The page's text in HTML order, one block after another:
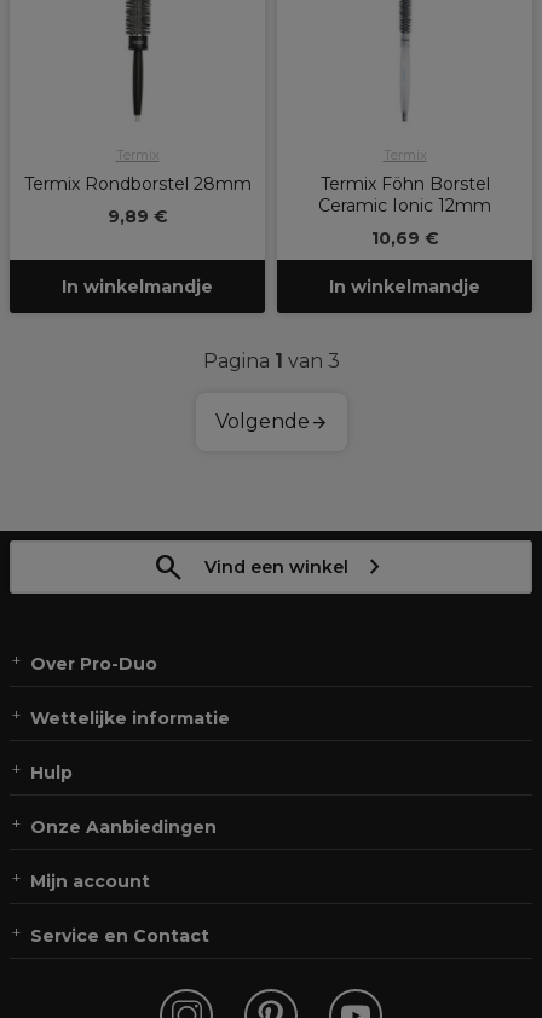
Termix
Termix Rondborstel 28mm
9,89 €
In winkelmandje
Termix
Termix Föhn Borstel
Ceramic Ionic 12mm
10,69 €
In winkelmandje
Pagina 1 van 3
Volgende
Vind een winkel
Over Pro-Duo
Wettelijke informatie
Hulp
Onze Aanbiedingen
Mijn account
Service en Contact